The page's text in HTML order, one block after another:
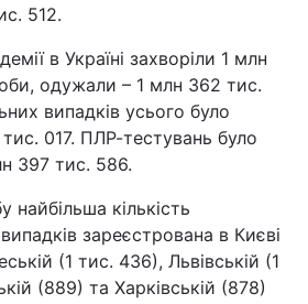
512.
в Україні захворіли 1 млн
одужали – 1 млн 362 тис.
випадків усього було
017. ПЛР-тестувань було
397 тис. 586.
найбільша кількість
зареєстрована в Києві
(1 тис. 436), Львівській (1
(889) та Харківській (878)